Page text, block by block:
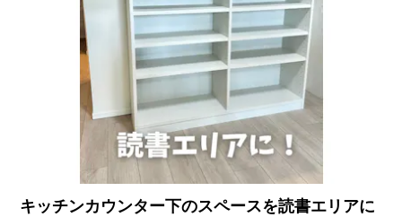
キッチンカウンター下のスペースを読書エリアに